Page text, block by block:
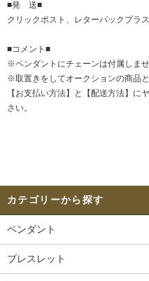
■発 送■
クリックポスト、レターパックプラ
■コメント■
※ペンダントにチェーンは付属しませ
※取置きをしてオークションの商品
【お支払い方法】と【配送方法】に
さい。
カテゴリーから探す
ペンダント
ブレスレット